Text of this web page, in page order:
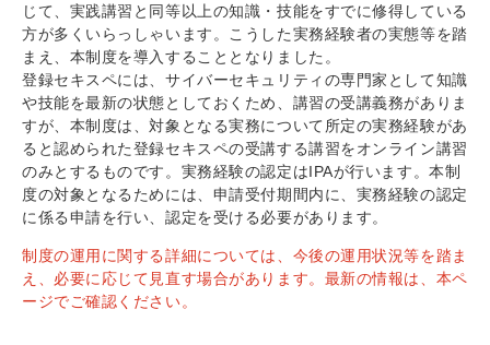
じて、実践講習と同等以上の知識・技能をすでに修得している
方が多くいらっしゃいます。こうした実務経験者の実態等を踏
まえ、本制度を導入することとなりました。
登録セキスペには、サイバーセキュリティの専門家として知識
や技能を最新の状態としておくため、講習の受講義務がありま
すが、本制度は、対象となる実務について所定の実務経験があ
ると認められた登録セキスペの受講する講習をオンライン講習
のみとするものです。実務経験の認定はIPAが行います。本制
度の対象となるためには、申請受付期間内に、実務経験の認定
に係る申請を行い、認定を受ける必要があります。
制度の運用に関する詳細については、今後の運用状況等を踏ま
え、必要に応じて見直す場合があります。最新の情報は、本ペ
ージでご確認ください。